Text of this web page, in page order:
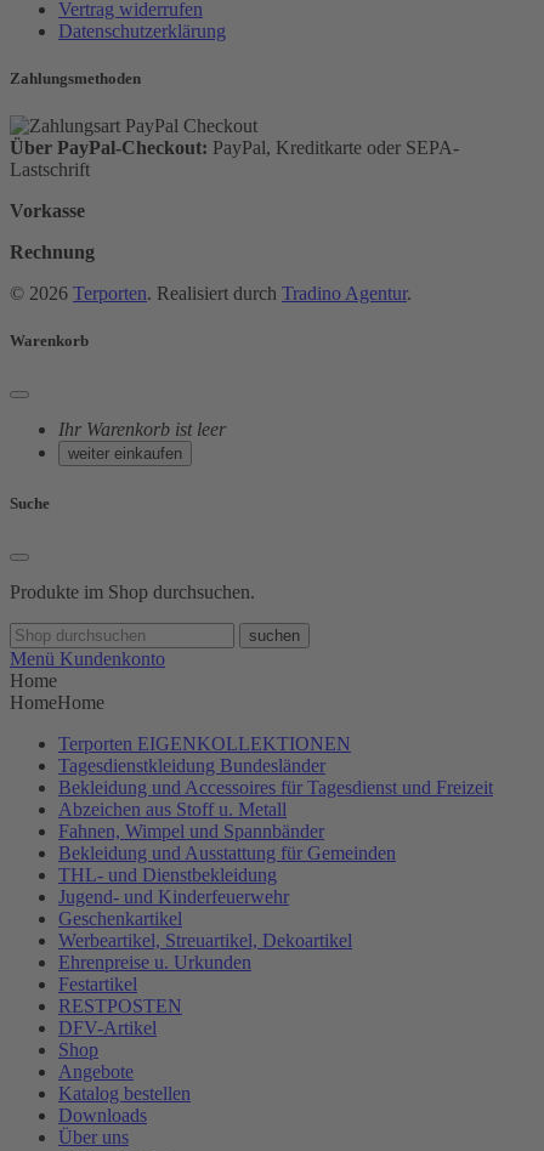
Vertrag widerrufen
Datenschutzerklärung
Zahlungsmethoden
Über PayPal-Checkout: PayPal, Kreditkarte oder SEPA-
Lastschrift
Vorkasse
Rechnung
© 2026 Terporten. Realisiert durch Tradino Agentur.
Warenkorb
Ihr Warenkorb ist leer
weiter einkaufen
Suche
Produkte im Shop durchsuchen.
suchen
Menü Kundenkonto
Home
HomeHome
Terporten EIGENKOLLEKTIONEN
Tagesdienstkleidung Bundesländer
Bekleidung und Accessoires für Tagesdienst und Freizeit
Abzeichen aus Stoff u. Metall
Fahnen, Wimpel und Spannbänder
Bekleidung und Ausstattung für Gemeinden
THL- und Dienstbekleidung
Jugend- und Kinderfeuerwehr
Geschenkartikel
Werbeartikel, Streuartikel, Dekoartikel
Ehrenpreise u. Urkunden
Festartikel
RESTPOSTEN
DFV-Artikel
Shop
Angebote
Katalog bestellen
Downloads
Über uns